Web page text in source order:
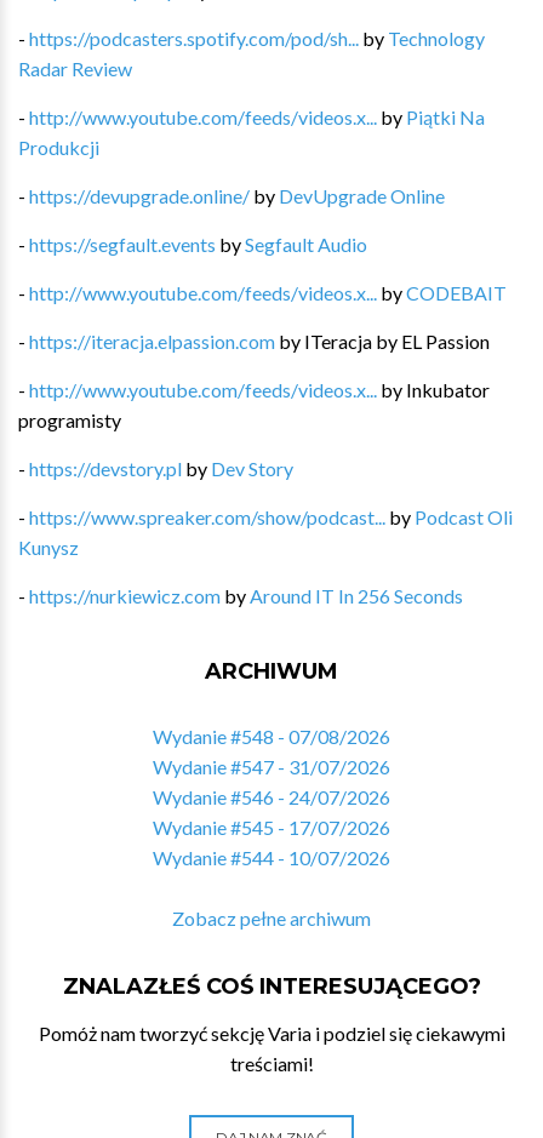
- https://podcasters.spotify.com/pod/sh... by Technology
Radar Review
- http://www.youtube.com/feeds/videos.x... by Piątki Na
Produkcji
- https://devupgrade.online/ by DevUpgrade Online
- https://segfault.events bySegfault Audio
- http://www.youtube.com/feeds/videos.x... byCODEBAIT
- https://iteracja.elpassion.com by ITeracja by EL Passion
- http://www.youtube.com/feeds/videos.x... by Inkubator
programisty
- https://devstory.pl by Dev Story
- https://www.spreaker.com/show/podcast... by Podcast Oli
Kunysz
- https://nurkiewicz.com by Around IT In 256 Seconds
ARCHIWUM
Wydanie #548 - 07/08/2026
Wydanie #547 - 31/07/2026
Wydanie #546 - 24/07/2026
Wydanie #545 - 17/07/2026
Wydanie #544 - 10/07/2026
Zobacz pełne archiwum
ZNALAZŁEŚ COŚ INTERESUJĄCEGO?
Pomóż nam tworzyć sekcję Varia i podziel się ciekawymi
treściami!